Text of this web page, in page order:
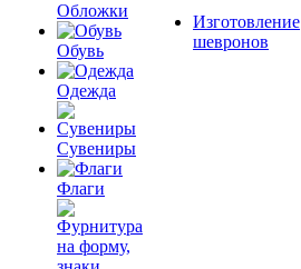
Обложки
Обувь
Одежда
Сувениры
Флаги
Изготовление
шевронов